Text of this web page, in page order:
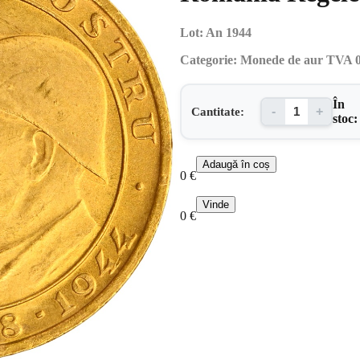
Lot: An 1944
Categorie: Monede de aur TVA
Cantitate: - +
În
stoc:
0 €
Adaugă în coș
0 €
Vinde